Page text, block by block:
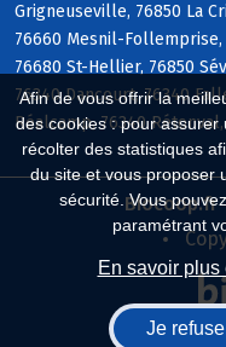
Afin de vous offrir la
des cookies : pour
récolter des statistiques
du site et vous proposer
sécurité. Vous
paramétrant
En savoir plus
Je refuse
Grigneuseville, 76850 La
76660 Mesnil-Follemprise,
76680 St-Hellier, 76850
76340 Dancourt, 76340
Réalcamp, 76340
Biocoop.fr